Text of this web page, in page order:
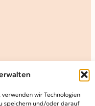
wir Technologien
speichern und/oder darauf